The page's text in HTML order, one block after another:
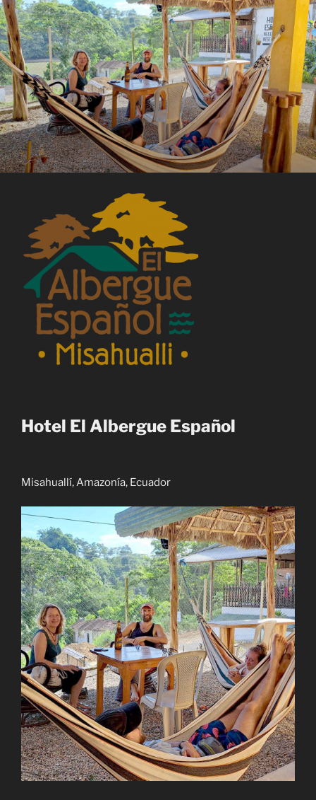
Hotel El Albergue Español
Misahuallí, Amazonía, Ecuador